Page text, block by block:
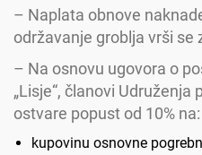
– Naplata obnove
održavanje groblja vrši se
– Na osnovu ugovora o
„Lisje“, članovi Udruženja
ostvare popust od 10% na:
kupovinu osnovne